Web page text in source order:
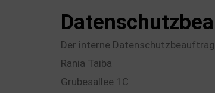
Der interne
Rania Taiba
Grubesallee 1C